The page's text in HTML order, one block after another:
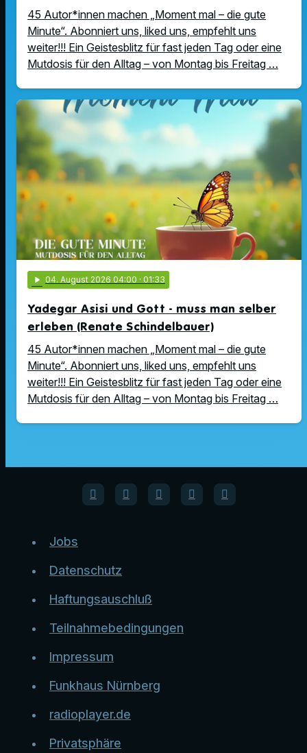
45 Autor*innen machen „Moment mal – die gute
Minute“. Abonniert uns, liked uns, empfehlt uns
weiter!!! Ein Geistesblitz für fast jeden Tag oder eine
Mutdosis für den Alltag – von Montag bis Freitag …
play_arrow 04. August 2026 04:00 · 01:33
Yadegar Asisi und Gott - muss man selber
erleben (Renate Schindelbauer)
45 Autor*innen machen „Moment mal – die gute
Minute“. Abonniert uns, liked uns, empfehlt uns
weiter!!! Ein Geistesblitz für fast jeden Tag oder eine
Mutdosis für den Alltag – von Montag bis Freitag …
Jobs
Datenschutz
Haftungsauschluß
Teilnahmebedingungen
Impressum
Funkhaus Nürnberg
radioplayer.de
Privatsphäre